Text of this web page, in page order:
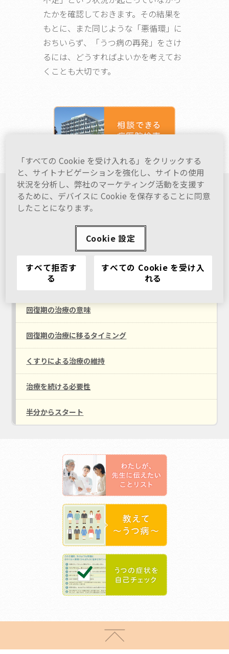
たかを確認しておきます。その結果を
もとに、また同じような「悪循環」に
おちいらず、「うつ病の再発」をさけ
るには、どうすればよいかを考えてお
くことも大切です。
もし、うつ病と診断されたら
うつ病の治療をはじめたら
うつ病の回復期とは？
回復期の治療の意味
回復期の治療に移るタイミング
くすりによる治療の維持
治療を続ける必要性
半分からスタート
「すべての Cookie を受け入れる」をクリックする
と、サイトナビゲーションを強化し、サイトの使用
状況を分析し、弊社のマーケティング活動を支援す
るために、デバイスに Cookie を保存することに同意
したことになります。
Cookie 設定
すべて拒否す
る
すべての Cookie を受け入
れる